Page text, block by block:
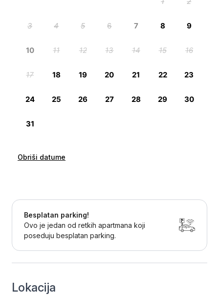
Obriši datume
Besplatan parking!
Ovo je jedan od retkih apartmana koji
poseduju besplatan parking.
Lokacija